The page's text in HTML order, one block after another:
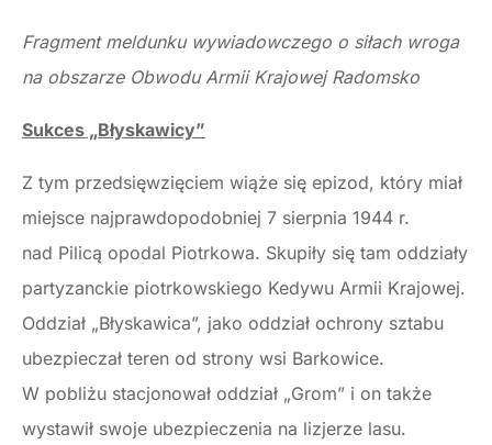
Fragment meldunku wywiadowczego o siłach wroga
na obszarze Obwodu Armii Krajowej Radomsko
Sukces „Błyskawicy”
Z tym przedsięwzięciem wiąże się epizod, który miał
miejsce najprawdopodobniej 7 sierpnia 1944 r.
nad Pilicą opodal Piotrkowa. Skupiły się tam oddziały
partyzanckie piotrkowskiego Kedywu Armii Krajowej.
Oddział „Błyskawica”, jako oddział ochrony sztabu
ubezpieczał teren od strony wsi Barkowice.
W pobliżu stacjonował oddział „Grom” i on także
wystawił swoje ubezpieczenia na lizjerze lasu.